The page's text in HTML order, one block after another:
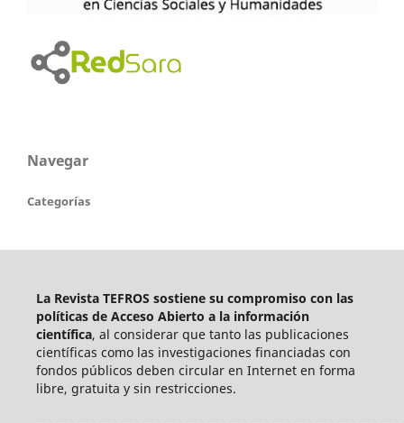
Navegar
Categorías
La Revista TEFROS sostiene su compromiso con las
políticas de Acceso Abierto a la información
científica, al considerar que tanto las publicaciones
científicas como las investigaciones financiadas con
fondos públicos deben circular en Internet en forma
libre, gratuita y sin restricciones.